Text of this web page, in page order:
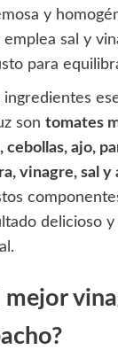
y
sal y
para
ingredientes
son tomates
cebollas, ajo,
vinagre, sal y
delicioso
mejor